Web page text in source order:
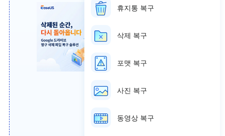
일 복구
구
솔에서 손실된 데이터
방법 3. 공식 지원을 통
휴지통 복구
삭제 복구
포맷 복구
사진 복구
동영상 복구